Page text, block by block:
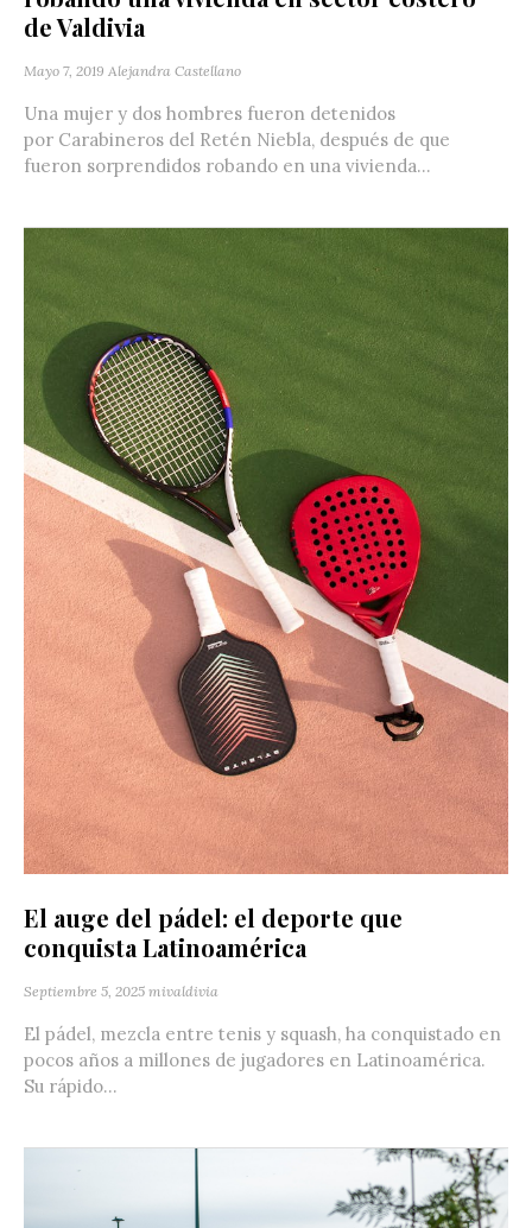
de Valdivia
Mayo 7, 2019 Alejandra Castellano
Una mujer y dos hombres fueron detenidos
por Carabineros del Retén Niebla, después de que
fueron sorprendidos robando en una vivienda...
El auge del pádel: el deporte que
conquista Latinoamérica
Septiembre 5, 2025 mivaldivia
El pádel, mezcla entre tenis y squash, ha conquistado en
pocos años a millones de jugadores en Latinoamérica.
Su rápido...